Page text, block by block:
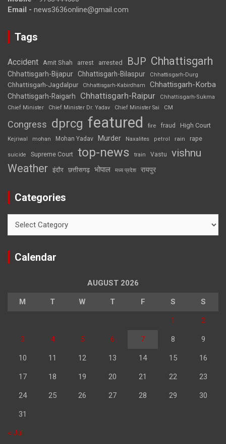
Email - news3636online@gmail.com
Tags
Accident Amit Shah arrest arrested BJP Chhattisgarh
Chhattisgarh-Bijapur Chhattisgarh-Bilaspur Chhattisgarh-Durg
Chhattisgarh-Jagdalpur Chhattisgarh-Kabirdham Chhattisgarh-Korba
Chhattisgarh-Raigarh Chhattisgarh-Raipur
Chhattisgarh-Sukma
Chief Minister
Chief Minister Dr. Yadav Chief Minister Sai CM
Congress dprcg featured fire fraud High Court
Kejriwal mohan Mohan Yadav Murder Naxalites petrol rain rape
suicide Supreme Court top-news train Vastu vishnu
Weather इंदौर छत्तीसगढ़ भोपाल मध्य प्रदेश रायपुर
Categories
Calendar
AUGUST 2026
M T W T F S S
1 2
3 4 5 6 7 8 9
10 11 12 13 14 15 16
17 18 19 20 21 22 23
24 25 26 27 28 29 30
31
« Jul